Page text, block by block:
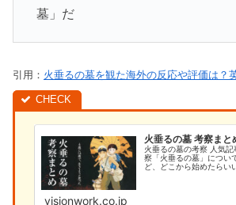
墓」だ
引用： 火垂るの墓を観た海外の反応や評価は？
火垂るの墓 考察まと
火垂るの墓の考察 人気
察「火垂るの墓」につい
ど、どこから始めたらい
visionwork.co.jp